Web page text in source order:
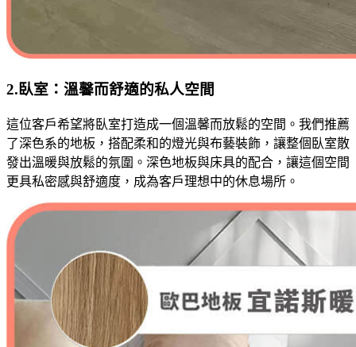
2.臥室：溫馨而舒適的私人空間
這位客戶希望將臥室打造成一個溫馨而放鬆的空間。我們推薦
了深色系的地板，搭配柔和的燈光與布藝裝飾，讓整個臥室散
發出溫暖與放鬆的氛圍。深色地板與床具的配合，讓這個空間
更具私密感與舒適度，成為客戶理想中的休息場所。